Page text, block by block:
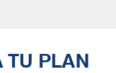
TU PLAN